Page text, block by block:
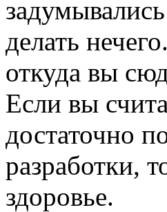
делать
откуда вы
Если вы
достаточно
разработки,
здоровье.